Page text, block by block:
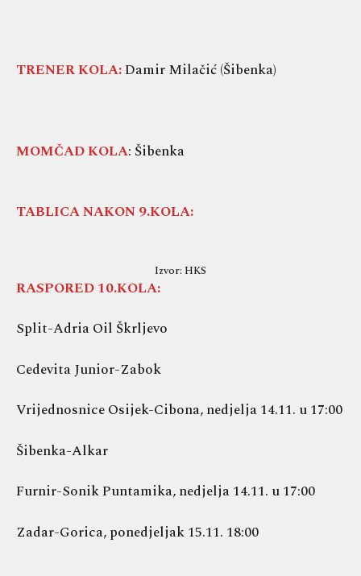
TRENER KOLA:Damir Milačić (Šibenka)
MOMČAD KOLA: Šibenka
TABLICA NAKON 9.KOLA:
Izvor: HKS
RASPORED 10.KOLA:
Split-Adria Oil Škrljevo
Cedevita Junior-Zabok
Vrijednosnice Osijek-Cibona, nedjelja 14.11. u 17:00
Šibenka-Alkar
Furnir-Sonik Puntamika, nedjelja 14.11. u 17:00
Zadar-Gorica, ponedjeljak 15.11. 18:00